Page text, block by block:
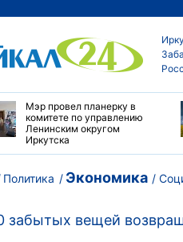
Мэр провел планерку в
комитете по управлению
Ленинским округом
Иркутска
Политика Экономика
забытых вещей